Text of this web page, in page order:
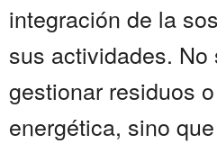
integración de la
sus actividades. No
gestionar residuos
energética, sino